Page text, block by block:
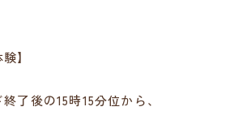
】
了後の15時15分位から、